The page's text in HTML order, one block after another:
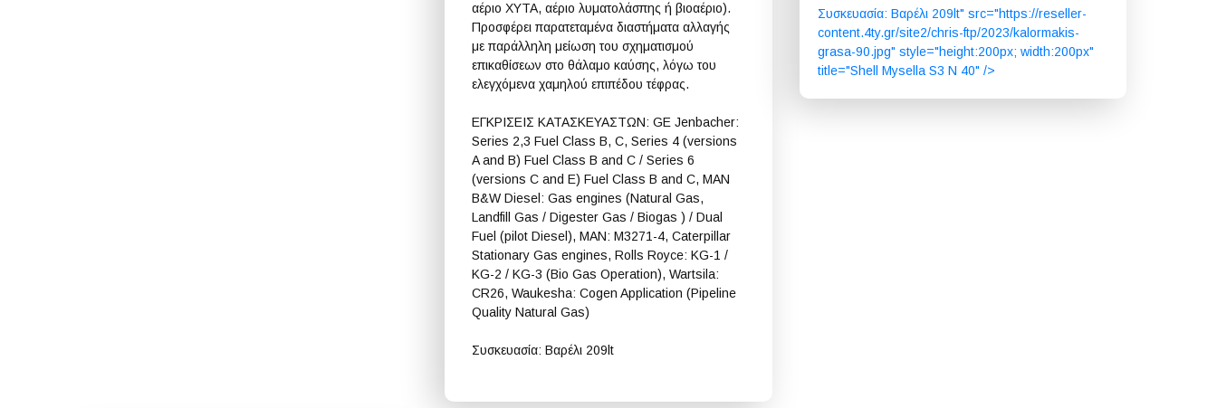
αέριο ΧΥΤΑ, αέριο λυματολάσπης ή βιοαέριο).
Προσφέρει παρατεταμένα διαστήματα αλλαγής
με παράλληλη μείωση του σχηματισμού
επικαθίσεων στο θάλαμο καύσης, λόγω του
ελεγχόμενα χαμηλού επιπέδου τέφρας.
ΕΓΚΡΙΣΕΙΣ ΚΑΤΑΣΚΕΥΑΣΤΩΝ: GE Jenbacher:
Series 2,3 Fuel Class B, C, Series 4 (versions
A and B) Fuel Class B and C / Series 6
(versions C and E) Fuel Class B and C, MAN
B&W Diesel: Gas engines (Natural Gas,
Landfill Gas / Digester Gas / Biogas ) / Dual
Fuel (pilot Diesel), MAN: M3271-4, Caterpillar
Stationary Gas engines, Rolls Royce: KG-1 /
KG-2 / KG-3 (Bio Gas Operation), Wartsila:
CR26, Waukesha: Cogen Application (Pipeline
Quality Natural Gas)
Συσκευασία: Βαρέλι 209lt
Συσκευασία: Βαρέλι 209lt" src="https://reseller-
content.4ty.gr/site2/chris-ftp/2023/kalormakis-
grasa-90.jpg" style="height:200px; width:200px"
title="Shell Mysella S3 N 40" />